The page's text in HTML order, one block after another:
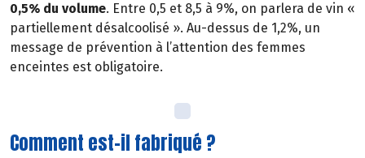
0,5% du volume. Entre 0,5 et 8,5 à 9%, on parlera de vin «
partiellement désalcoolisé ». Au-dessus de 1,2%, un
message de prévention à l’attention des femmes
enceintes est obligatoire.
Comment est-il fabriqué ?